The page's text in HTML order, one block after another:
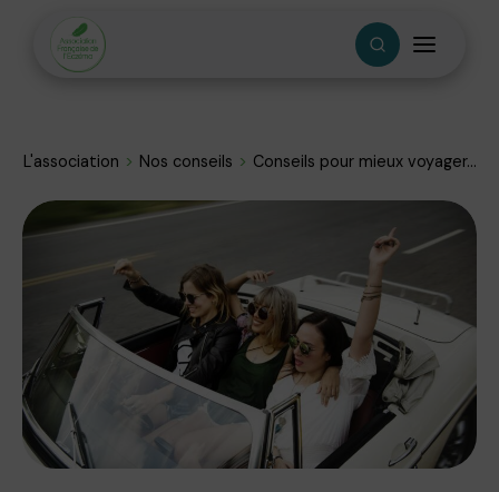
L'association Nos conseils Conseils pour mieux voyager...